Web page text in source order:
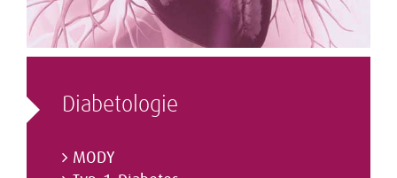
Diabetologie
MODY